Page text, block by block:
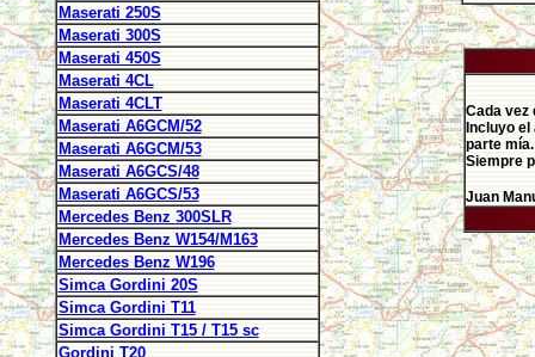
Maserati 250S
Maserati 300S
Maserati 450S
Maserati 4CL
Maserati 4CLT
Maserati A6GCM/52
Maserati A6GCM/53
Maserati A6GCS/48
Maserati A6GCS/53
Mercedes Benz 300SLR
Mercedes Benz W154/M163
Mercedes Benz W196
Simca Gordini 20S
Simca Gordini T11
Simca Gordini T15 / T15 sc
Gordini T20
Cada vez
Incluyo
parte mía.
Siempre
Juan